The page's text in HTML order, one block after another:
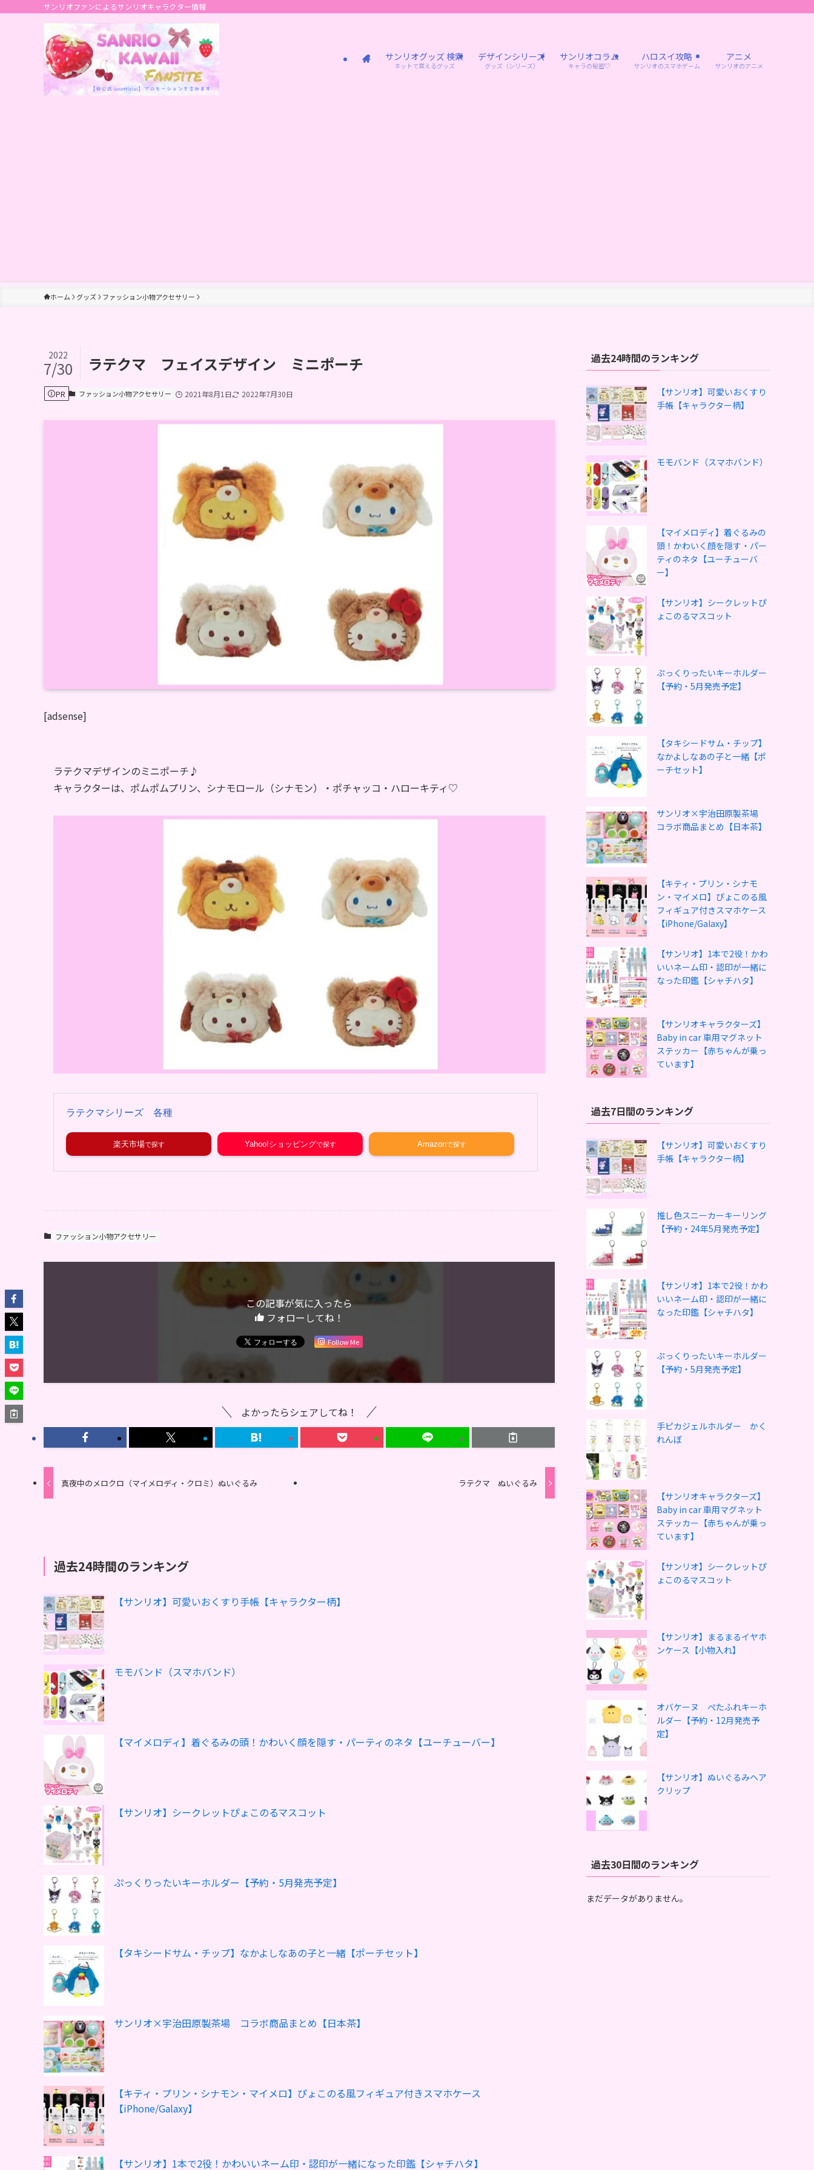
サンリオファンによるサンリオキャラクター情報
サンリオグッズ 検索
ネットで買えるグッズ
デザインシリーズ
グッズ（シリーズ）
サンリオコラム
キャラの秘密♡
ハロスイ攻略
サンリオのスマホゲーム
アニメ
サンリオのアニメ
ホーム グッズ ファッション小物アクセサリー
ラテクマ フェイスデザイン ミニポーチ
2022
7/30
PR ファッション小物アクセサリー 2021年8月1日 2022年7月30日
[adsense]
ラテクマデザインのミニポーチ♪
キャラクターは、ポムポムプリン、シナモロール（シナモン）・ポチャッコ・ハローキティ♡
ラテクマシリーズ 各種
楽天市場 Yahoo!ショッピング Amazon
ファッション小物アクセサリー
この記事が気に入ったら
フォローしてね！
Follow Me
よかったらシェアしてね！
真夜中のメロクロ（マイメロディ・クロミ）ぬいぐるみ ラテクマ ぬいぐるみ
過去24時間のランキング
【サンリオ】可愛いおくすり手帳【キャラクター柄】
モモバンド（スマホバンド）
【マイメロディ】着ぐるみの頭！かわいく顔を隠す・パーティのネタ【ユーチューバー】
【サンリオ】シークレットぴょこのるマスコット
ぷっくりったいキーホルダー【予約・5月発売予定】
【タキシードサム・チップ】なかよしなあの子と一緒【ポーチセット】
サンリオ×宇治田原製茶場 コラボ商品まとめ【日本茶】
【キティ・プリン・シナモン・マイメロ】ぴょこのる風フィギュア付きスマホケース
【iPhone/Galaxy】
【サンリオ】1本で2役！かわいいネーム印・認印が一緒になった印鑑【シャチハタ】
過去24時間のランキング
【サンリオ】可愛いおくすり
手帳【キャラクター柄】
モモバンド（スマホバンド）
【マイメロディ】着ぐるみの
頭！かわいく顔を隠す・パー
ティのネタ【ユーチューバ
ー】
【サンリオ】シークレットぴ
ょこのるマスコット
ぷっくりったいキーホルダー
【予約・5月発売予定】
【タキシードサム・チップ】
なかよしなあの子と一緒【ポ
ーチセット】
サンリオ×宇治田原製茶場
コラボ商品まとめ【日本茶】
【キティ・プリン・シナモ
ン・マイメロ】ぴょこのる風
フィギュア付きスマホケース
【iPhone/Galaxy】
【サンリオ】1本で2役！かわ
いいネーム印・認印が一緒に
なった印鑑【シャチハタ】
【サンリオキャラクターズ】
Baby in car 車用マグネット
ステッカー【赤ちゃんが乗っ
ています】
過去7日間のランキング
【サンリオ】可愛いおくすり
手帳【キャラクター柄】
推し色スニーカーキーリング
【予約・24年5月発売予定】
【サンリオ】1本で2役！かわ
いいネーム印・認印が一緒に
なった印鑑【シャチハタ】
ぷっくりったいキーホルダー
【予約・5月発売予定】
手ピカジェルホルダー かく
れんぼ
【サンリオキャラクターズ】
Baby in car 車用マグネット
ステッカー【赤ちゃんが乗っ
ています】
【サンリオ】シークレットぴ
ょこのるマスコット
【サンリオ】まるまるイヤホ
ンケース【小物入れ】
オバケーヌ ぺたふれキーホ
ルダー【予約・12月発売予
定】
【サンリオ】ぬいぐるみヘア
クリップ
過去30日間のランキング
まだデータがありません。